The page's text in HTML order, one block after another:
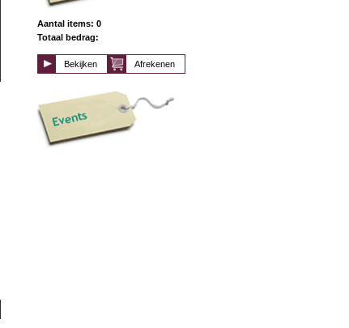
Aantal items: 0
Totaal bedrag:
Afrekenen
Bekijken